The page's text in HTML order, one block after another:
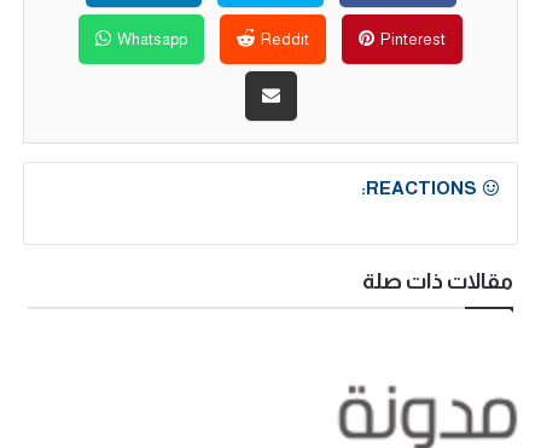
Pinterest
Reddit
Whatsapp
REACTIONS:
مقالات ذات صلة